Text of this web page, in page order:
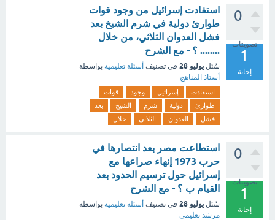
0
تصويتات
1
إجابة
استفادت إسرائيل من وجود قوات
طوارئ دولية في شرم الشيخ بعد
فشل العدوان الثلاثي، من خلال
........ ؟ - مع الشرح
سُئل يوليو 28 في تصنيف أسئلة تعليمية بواسطة
أستاذ المناهج
استفادت إسرائيل وجود
قوات
طوارئ
دولية شرم الشيخ
بعد
فشل
العدوان الثلاثي خلال
0
تصويتات
1
إجابة
استطاعت مصر بعد انتصارها في
حرب 1973 إنهاء صراعها مع
إسرائيل حول ترسيم الحدود بعد
القيام ب ؟ - مع الشرح
سُئل يوليو 28 في تصنيف أسئلة تعليمية بواسطة
مرشد تعليمي